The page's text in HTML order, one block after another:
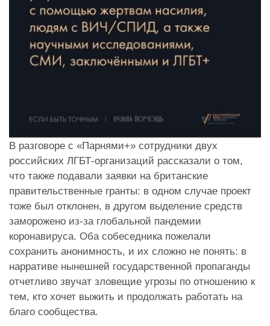
В разговоре с «Парнями+» сотрудники двух
российских ЛГБТ-организаций рассказали о том,
что также подавали заявки на британские
правительственные гранты: в одном случае проект
тоже был отклонен, в другом выделение средств
заморожено из-за глобальной пандемии
коронавируса. Оба собеседника пожелали
сохранить анонимность, и их сложно не понять: в
нарративе нынешней государственной пропаганды
отчетливо звучат зловещие угрозы по отношению к
тем, кто хочет выжить и продолжать работать на
благо сообщества.